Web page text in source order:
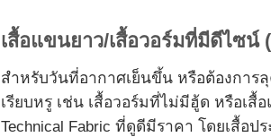
เสื้อแขนยาว/เสื้อวอร์มที่มีดีไซน์
สำหรับวันที่อากาศเย็นขึ้น หรือต้องการ
เรียบหรู เช่น เสื้อวอร์มที่ไม่มีฮู้ด หรือเสื้
Technical Fabric ที่ดูดีมีราคา โดยเสื้อ